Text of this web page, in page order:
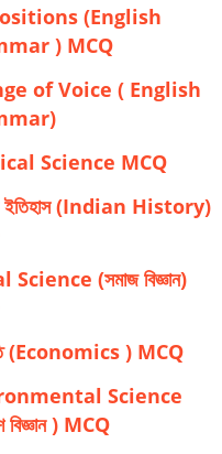
(English
) MCQ
of Voice ( English
Science MCQ
ইতিহাস (Indian History)
Science (সমাজ বিজ্ঞান)
(Economics ) MCQ
Science
বিজ্ঞান ) MCQ